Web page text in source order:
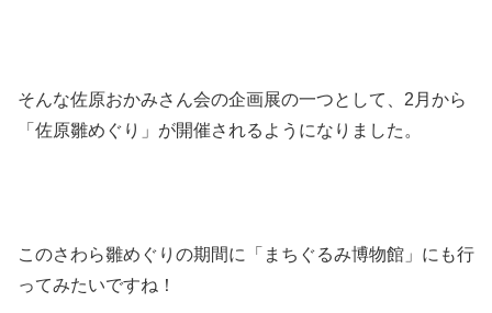
そんな佐原おかみさん会の企画展の一つとして、2月から
「佐原雛めぐり」が開催されるようになりました。
このさわら雛めぐりの期間に「まちぐるみ博物館」にも行
ってみたいですね！